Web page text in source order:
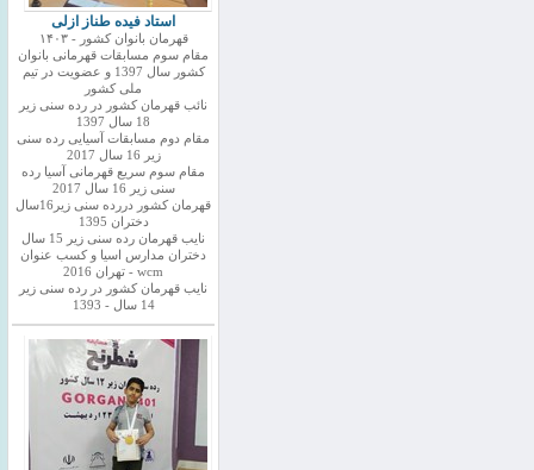
استاد فیده طناز ازلی
قهرمان بانوان کشور - ۱۴۰۳
مقام سوم مسابقات قهرمانی بانوان
کشور سال 1397 و عضویت در تیم
ملی کشور
نائب قهرمان کشور در رده سنی زیر
18 سال 1397
مقام دوم مسابقات آسیایی رده سنی
زیر 16 سال 2017
مقام سوم سریع قهرمانی آسیا رده
سنی زیر 16 سال 2017
قهرمان کشور دررده سنی زیر16سال
دختران 1395
نایب قهرمان رده سنی زیر 15 سال
دختران مدارس اسیا و کسب عنوان
wcm - تهران 2016
نایب قهرمان کشور در رده سنی زیر
14 سال - 1393